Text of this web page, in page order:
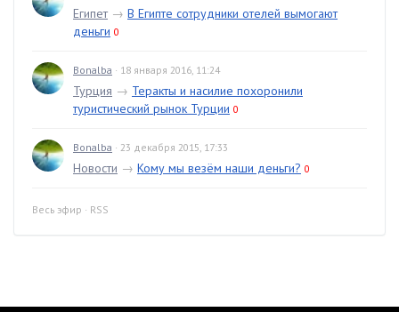
Египет→ В Египте сотрудники отелей вымогают
деньги 0
Bonalba · 18 января 2016, 11:24
Турция → Теракты и насилие похоронили
туристический рынок Турции 0
Bonalba · 23 декабря 2015, 17:33
Новости → Кому мы везём наши деньги? 0
Весь эфир · RSS